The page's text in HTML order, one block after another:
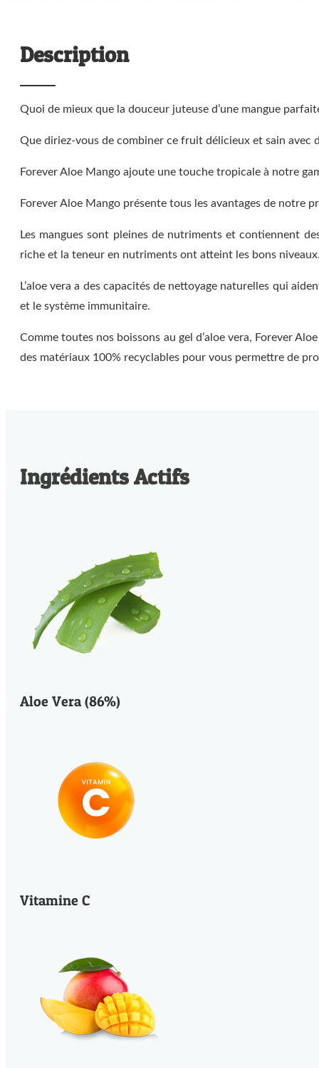
Description
Quoi de mieux que la douceur juteuse d’une mangue
Que diriez-vous de combiner ce fruit délicieux et sain avec
Forever Aloe Mango ajoute une touche tropicale à notre
Forever Aloe Mango présente tous les avantages de notre
Les mangues sont pleines de nutriments et contiennent
riche et la teneur en nutriments ont atteint les bons
L’aloe vera a des capacités de nettoyage naturelles qui
et le système immunitaire.
Comme toutes nos boissons au gel d’aloe vera, Forever
des matériaux 100% recyclables pour vous permettre de
Ingrédients Actifs
Aloe Vera (86%)
Vitamine C